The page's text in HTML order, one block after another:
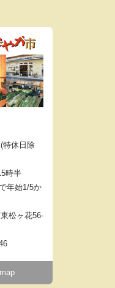
特休日除
時半
年始1/5か
松ヶ花56-